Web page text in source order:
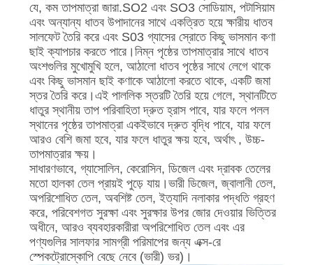
POLICY
যে, কম তাপমাত্রা জারা.SO2 এবং SO3 সোডিয়াম, পটাসিয়াম
এবং অন্যান্য ধাতব উপাদানের সাথে একত্রিত হয়ে ক্ষারীয় ধাতব
সালফেট তৈরি করে এবং S03 গ্যাসের স্রোতে কিছু ভাসমান কণা
ছাই ক্যাপচার করতে পারে।নিম্ন পৃষ্ঠের তাপমাত্রার সাথে ধাতব
অংশগুলির মুখোমুখি হলে, আঠালো ধাতব পৃষ্ঠের সাথে লেগে থাকে
এবং কিছু ভাসমান ছাই কণাকে আঠালো করতে থাকে, একটি জমা
স্তর তৈরি করে।এই পাললিক স্তরটি তৈরি হয়ে গেলে, স্থানটিতে
ধাতুর স্থানীয় তাপ পরিবাহিতা দ্রুত হ্রাস পাবে, যার ফলে পলল
স্থানের পৃষ্ঠের তাপমাত্রা একইভাবে দ্রুত বৃদ্ধি পাবে, যার ফলে
আরও বেশি জমা হবে, যার ফলে ধাতুর ক্ষয় হবে, অর্থাৎ , উচ্চ-
তাপমাত্রার ক্ষয়।
সাধারণভাবে, গ্যাসোলিন, কেরোসিন, ডিজেল এবং দ্রাবক তেলের
মতো হালকা তেল প্রায়ই পুড়ে যায়।ভারী ডিজেল, জ্বালানী তেল,
অপরিশোধিত তেল, অবশিষ্ট তেল, ইত্যাদি নলাকার পদ্ধতি গ্রহণ
করে, পরিবেশগত সুরক্ষা এবং সুরক্ষার উপর জোর দেওয়ার ভিত্তির
অধীনে, আরও ব্যবহারকারীরা অপরিশোধিত তেল এবং এর
পণ্যগুলির সালফার সামগ্রী পরিমাপের জন্য এক্স-রে
স্পেকট্রোস্কোপি বেছে নেবে (ভারী) ভর)।